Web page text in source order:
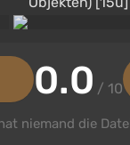
0.0 / 10
niemand die